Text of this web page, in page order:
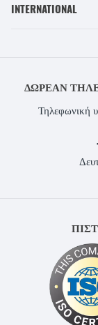
INTERNATIONAL
ΔΩΡΕΆΝ
Τηλεφωνική